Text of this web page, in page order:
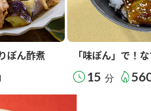
ぽん酢煮 「味ぽん」で！
15 分